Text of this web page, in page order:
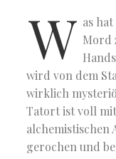
W as
Mord
wird von dem
wirklich
Tatort ist voll
alchemistischen
gerochen und